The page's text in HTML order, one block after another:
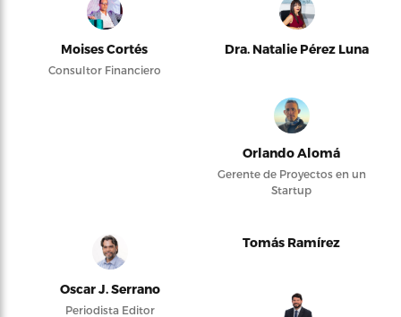
Moises Cortés
Consultor Financiero
Dra. Natalie Pérez Luna
Orlando Alomá
Gerente de Proyectos en un
Startup
Oscar J. Serrano
Periodista Editor
Tomás Ramírez